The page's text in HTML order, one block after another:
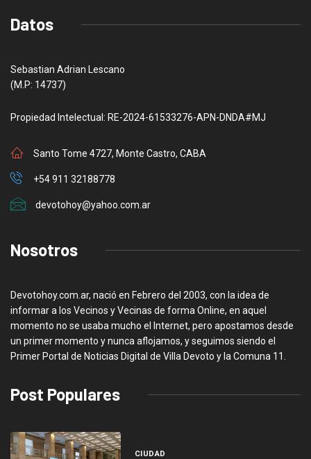
Datos
Sebastian Adrian Lescano
(M.P: 14737)
Propiedad Intelectual: RE-2024-61533276-APN-DNDA#MJ
Santo Tome 4727, Monte Castro, CABA
+54 911 32188778
devotohoy@yahoo.com.ar
Nosotros
Devotohoy.com.ar, nació en Febrero del 2003, con la idea de
informar a los Vecinos y Vecinas de forma Online, en aquel
momento no se usaba mucho el Internet, pero apostamos desde
un primer momento y nunca aflojamos, y seguimos siendo el
Primer Portal de Noticias Digital de Villa Devoto y la Comuna 11.
Post Populares
CIUDAD